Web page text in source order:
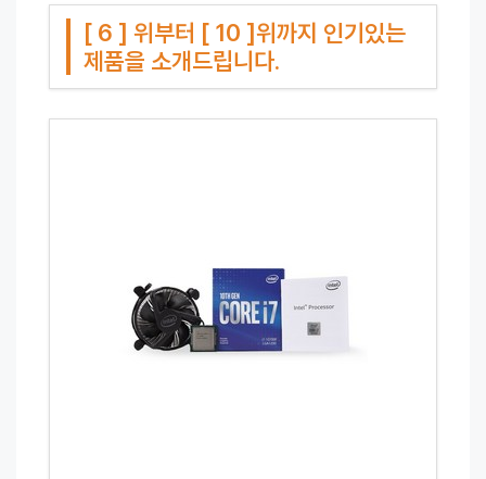
[ 6 ] 위부터 [ 10 ]위까지 인기있는
제품을 소개드립니다.